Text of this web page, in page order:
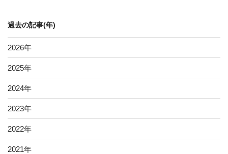
事
過去の記事(年)
2026年
2025年
2024年
2023年
2022年
2021年